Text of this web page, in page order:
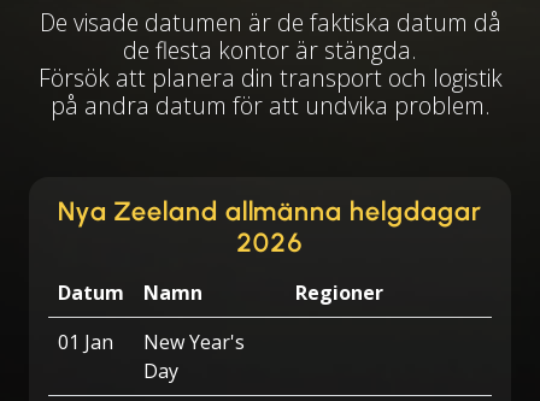
De visade datumen är de faktiska datum då
de flesta kontor är stängda.
Försök att planera din transport och logistik
på andra datum för att undvika problem.
Nya Zeeland allmänna helgdagar
2026
Datum Namn
Regioner
01 Jan
New Year's
Day